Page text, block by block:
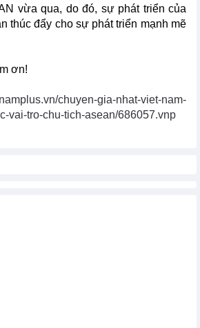
vừa qua, do đó, sự phát triển của
thúc đẩy cho sự phát triển mạnh mẽ
ơn!
chuyen-gia-nhat-viet-nam-
vai-tro-chu-tich-asean/686057.vnp